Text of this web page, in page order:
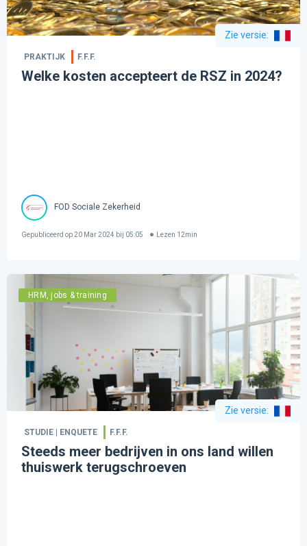
Zie versie:
PRAKTIJK F.F.F.
Welke kosten accepteert de RSZ in 2024?
FOD Sociale Zekerheid
Gepubliceerd op20 Mar 2024 bij 05:05 Lezen 12min
HRM, jobs & training
Zie versie:
STUDIE | ENQUETE F.F.F.
Steeds meer bedrijven in ons land willen
thuiswerk terugschroeven